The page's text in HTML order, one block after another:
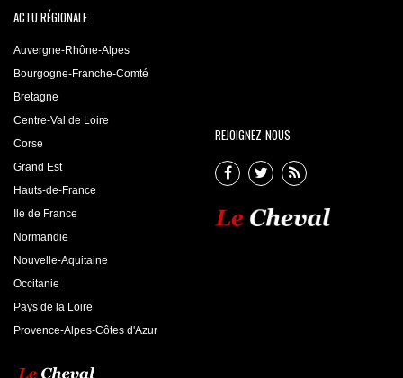
ACTU RÉGIONALE
Auvergne-Rhône-Alpes
Bourgogne-Franche-Comté
Bretagne
Centre-Val de Loire
Corse
Grand Est
Hauts-de-France
Ile de France
Normandie
Nouvelle-Aquitaine
Occitanie
Pays de la Loire
Provence-Alpes-Côtes d'Azur
REJOIGNEZ-NOUS